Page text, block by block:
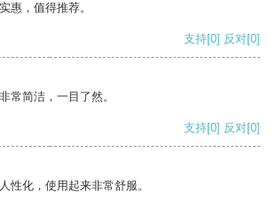
惠，值得推荐。
支持[0] 反对[0]
常简洁，一目了然。
支持[0] 反对[0]
性化，使用起来非常舒服。